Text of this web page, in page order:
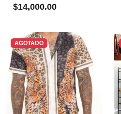
$14,000.00
AGOTADO